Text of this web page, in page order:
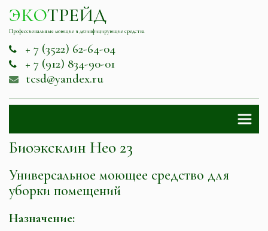
ЭКОТРЕЙД
Профессиональные моющие и дезинфицирующие средства
+ 7 (3522) 62-64-04
+ 7 (912) 834-90-01
tcsd@yandex.ru
Биоэксклин Нео 23
Универсальное моющее средство для
уборки помещений
Назначение: